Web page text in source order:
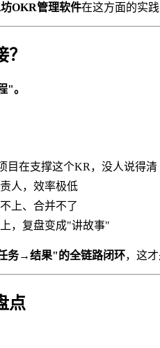
OKR管理软件在这方面的实
"。
目在支撑这个KR，没人说得清
人，效率极低
上、合并不了
，复盘变成"讲故事"
务→结果"的全链路闭环，这
点